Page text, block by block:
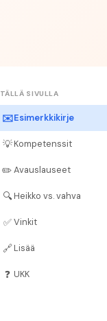
TÄLLÄ SIVULLA
✉️Esimerkkikirje
💡Kompetenssit
✏️Avauslauseet
🔍 Heikko vs. vahva
✅Vinkit
🔗Lisää
❓ UKK